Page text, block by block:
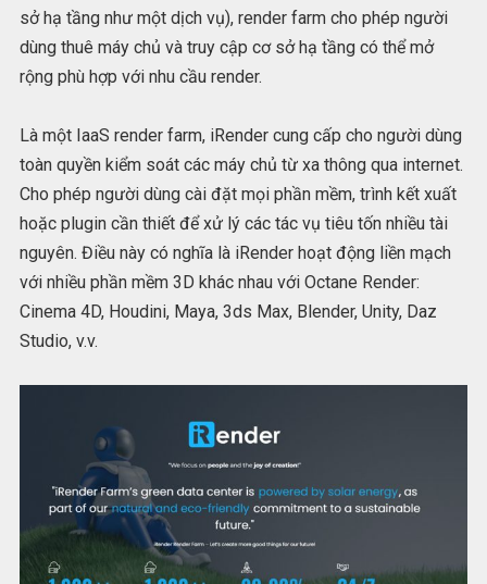
sở hạ tầng như một dịch vụ), render farm cho phép người
dùng thuê máy chủ và truy cập cơ sở hạ tầng có thể mở
rộng phù hợp với nhu cầu render.
Là một IaaS render farm, iRender cung cấp cho người dùng
toàn quyền kiểm soát các máy chủ từ xa thông qua internet.
Cho phép người dùng cài đặt mọi phần mềm, trình kết xuất
hoặc plugin cần thiết để xử lý các tác vụ tiêu tốn nhiều tài
nguyên. Điều này có nghĩa là iRender hoạt động liền mạch
với nhiều phần mềm 3D khác nhau với Octane Render:
Cinema 4D, Houdini, Maya, 3ds Max, Blender, Unity, Daz
Studio, v.v.